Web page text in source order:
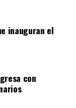
inauguran el
con